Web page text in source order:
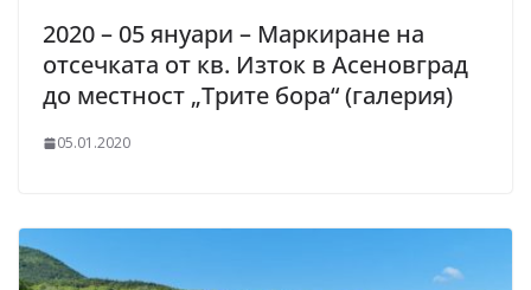
2020 – 05 януари – Маркиране на
отсечката от кв. Изток в Асеновград
до местност „Трите бора“ (галерия)
05.01.2020